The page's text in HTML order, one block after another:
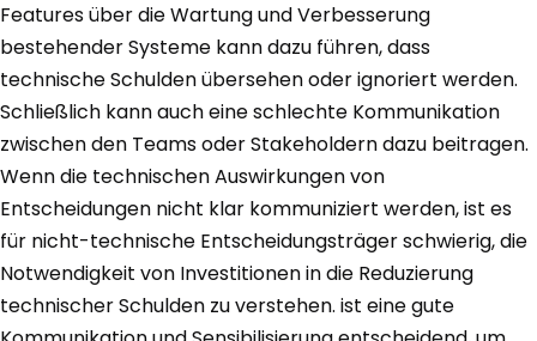
Features über die Wartung und Verbesserung
bestehender Systeme kann dazu führen, dass
technische Schulden übersehen oder ignoriert werden.
Schließlich kann auch eine schlechte Kommunikation
zwischen den Teams oder Stakeholdern dazu beitragen.
Wenn die technischen Auswirkungen von
Entscheidungen nicht klar kommuniziert werden, ist es
für nicht-technische Entscheidungsträger schwierig, die
Notwendigkeit von Investitionen in die Reduzierung
technischer Schulden zu verstehen. ist eine gute